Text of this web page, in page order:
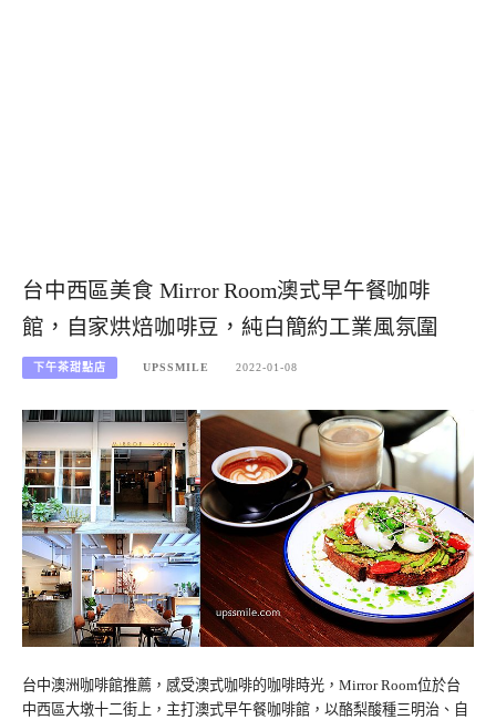
台中西區美食 Mirror Room澳式早午餐咖啡
館，自家烘焙咖啡豆，純白簡約工業風氛圍
下午茶甜點店 UPSSMILE 2022-01-08
台中澳洲咖啡館推薦，感受澳式咖啡的咖啡時光，Mirror Room位於台
中西區大墩十二街上，主打澳式早午餐咖啡館，以酪梨酸種三明治、自